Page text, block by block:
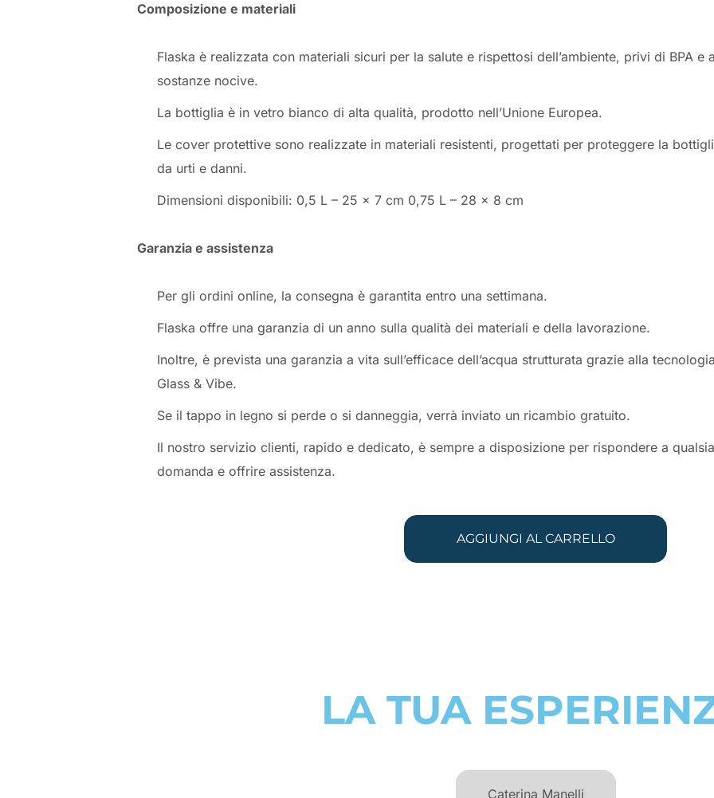
Composizione e materiali
Flaska è realizzata con materiali sicuri per la salute e rispettosi dell’ambiente, privi di BPA e
sostanze nocive.
La bottiglia è in vetro bianco di alta qualità, prodotto nell’Unione Europea.
Le cover protettive sono realizzate in materiali resistenti, progettati per proteggere la
da urti e danni.
Dimensioni disponibili: 0,5 L – 25 x 7 cm 0,75 L – 28 x 8 cm
Garanzia e assistenza
Per gli ordini online, la consegna è garantita entro una settimana.
Flaska offre una garanzia di un anno sulla qualità dei materiali e della lavorazione.
Inoltre, è prevista una garanzia a vita sull’efficace dell’acqua strutturata grazie alla
Glass & Vibe.
Se il tappo in legno si perde o si danneggia, verrà inviato un ricambio gratuito.
Il nostro servizio clienti, rapido e dedicato, è sempre a disposizione per rispondere a
domanda e offrire assistenza.
AGGIUNGI AL CARRELLO
LA TUA
Caterina Manelli